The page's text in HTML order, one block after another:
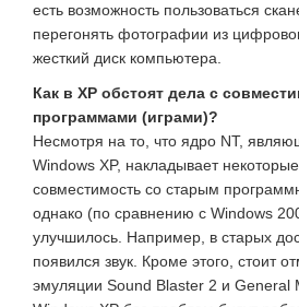
есть возможность пользоваться
перегонять фотографии из
жесткий диск компьютера.
Как в XP обстоят дела с
программами (играми)?
Несмотря на то, что ядро NT,
Windows XP, накладывает
совместимость со старым
однако (по сравнению с Windows
улучшилось. Например, в старых
появился звук. Кроме этого, стоит
эмуляции Sound Blaster 2 и General